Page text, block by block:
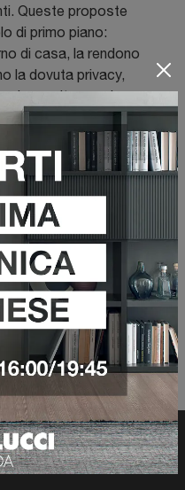
Queste proposte
di primo piano:
di casa, la rendono
la dovuta privacy,
La scelta quasi
le Porte blindate e
ti darà la
la tua casa
e seguendo il